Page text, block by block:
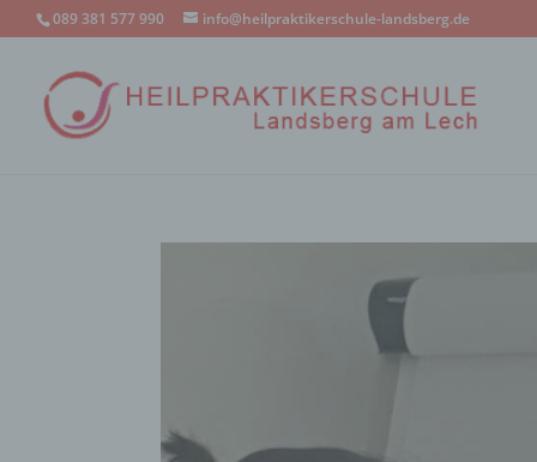
089 381 577 990 info@heilpraktikerschule-landsberg.de